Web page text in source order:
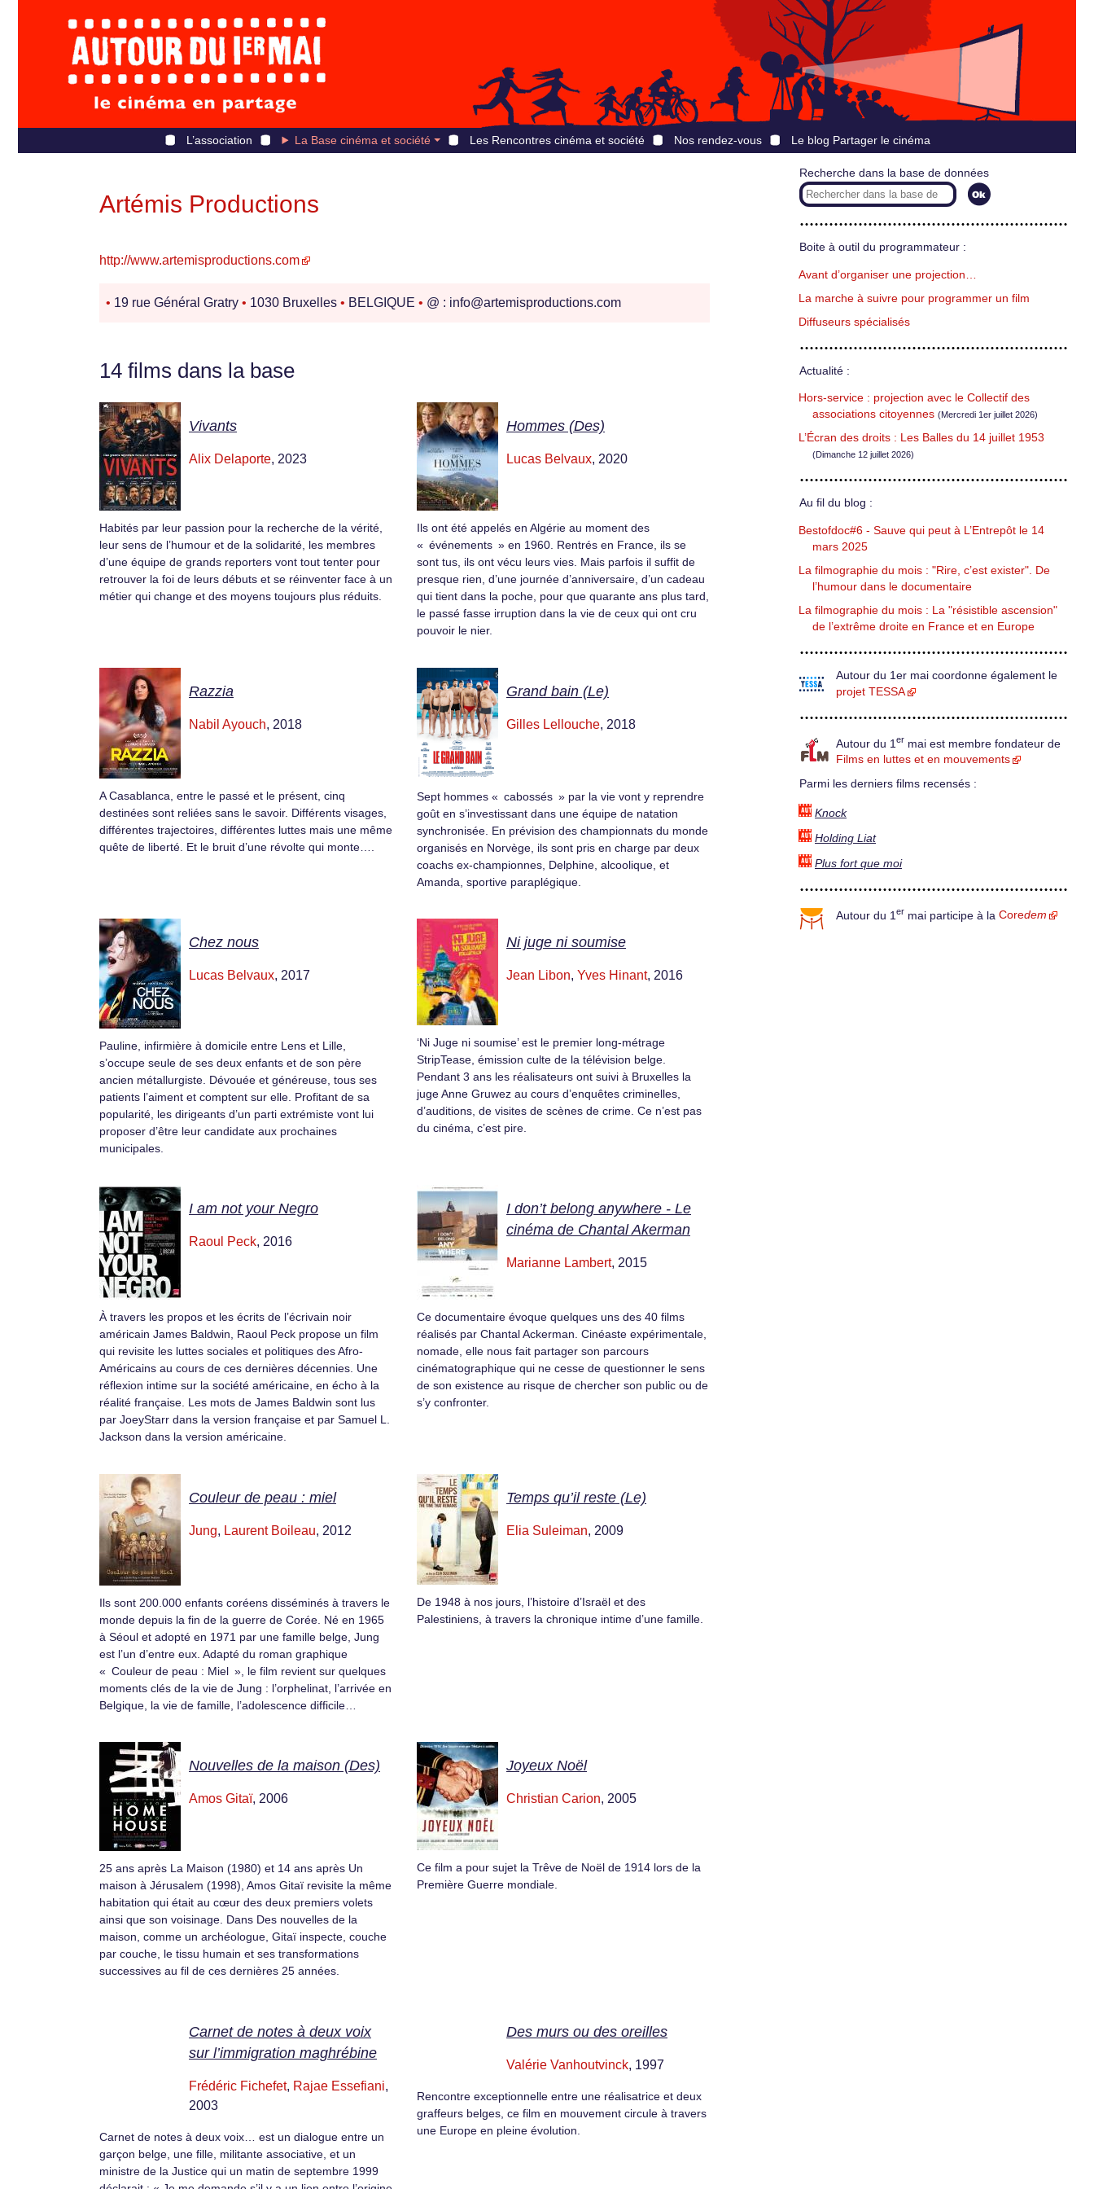
L’association La Base cinéma et société Les Rencontres cinéma et société Nos rendez-vous Le blog Partager le cinéma
Artémis Productions
http://www.artemisproductions.com
• 19 rue Général Gratry • 1030 Bruxelles • BELGIQUE • @ : info@artemisproductions.com
14 films dans la base
Vivants
Alix Delaporte, 2023
Habités par leur passion pour la recherche de la vérité,
leur sens de l’humour et de la solidarité, les membres
d’une équipe de grands reporters vont tout tenter pour
retrouver la foi de leurs débuts et se réinventer face à un
métier qui change et des moyens toujours plus réduits.
Hommes (Des)
Lucas Belvaux, 2020
Ils ont été appelés en Algérie au moment des
« événements » en 1960. Rentrés en France, ils se
sont tus, ils ont vécu leurs vies. Mais parfois il suffit de
presque rien, d’une journée d’anniversaire, d’un cadeau
qui tient dans la poche, pour que quarante ans plus tard,
le passé fasse irruption dans la vie de ceux qui ont cru
pouvoir le nier.
Razzia
Nabil Ayouch, 2018
A Casablanca, entre le passé et le présent, cinq
destinées sont reliées sans le savoir. Différents visages,
différentes trajectoires, différentes luttes mais une même
quête de liberté. Et le bruit d’une révolte qui monte….
Grand bain (Le)
Gilles Lellouche, 2018
Sept hommes « cabossés » par la vie vont y reprendre
goût en s’investissant dans une équipe de natation
synchronisée. En prévision des championnats du monde
organisés en Norvège, ils sont pris en charge par deux
coachs ex-championnes, Delphine, alcoolique, et
Amanda, sportive paraplégique.
Chez nous
Lucas Belvaux, 2017
Pauline, infirmière à domicile entre Lens et Lille,
s’occupe seule de ses deux enfants et de son père
ancien métallurgiste. Dévouée et généreuse, tous ses
patients l’aiment et comptent sur elle. Profitant de sa
popularité, les dirigeants d’un parti extrémiste vont lui
proposer d’être leur candidate aux prochaines
municipales.
Ni juge ni soumise
Jean Libon, Yves Hinant, 2016
‘Ni Juge ni soumise’ est le premier long-métrage
StripTease, émission culte de la télévision belge.
Pendant 3 ans les réalisateurs ont suivi à Bruxelles la
juge Anne Gruwez au cours d’enquêtes criminelles,
d’auditions, de visites de scènes de crime. Ce n’est pas
du cinéma, c’est pire.
I am not your Negro
Raoul Peck, 2016
À travers les propos et les écrits de l’écrivain noir
américain James Baldwin, Raoul Peck propose un film
qui revisite les luttes sociales et politiques des Afro-
Américains au cours de ces dernières décennies. Une
réflexion intime sur la société américaine, en écho à la
réalité française. Les mots de James Baldwin sont lus
par JoeyStarr dans la version française et par Samuel L.
Jackson dans la version américaine.
I don’t belong anywhere - Le
cinéma de Chantal Akerman
Marianne Lambert, 2015
Ce documentaire évoque quelques uns des 40 films
réalisés par Chantal Ackerman. Cinéaste expérimentale,
nomade, elle nous fait partager son parcours
cinématographique qui ne cesse de questionner le sens
de son existence au risque de chercher son public ou de
s’y confronter.
Couleur de peau : miel
Jung, Laurent Boileau, 2012
Ils sont 200.000 enfants coréens disséminés à travers le
monde depuis la fin de la guerre de Corée. Né en 1965
à Séoul et adopté en 1971 par une famille belge, Jung
est l’un d’entre eux. Adapté du roman graphique
« Couleur de peau : Miel », le film revient sur quelques
moments clés de la vie de Jung : l’orphelinat, l’arrivée en
Belgique, la vie de famille, l’adolescence difficile…
Temps qu’il reste (Le)
Elia Suleiman, 2009
De 1948 à nos jours, l’histoire d’Israël et des
Palestiniens, à travers la chronique intime d’une famille.
Nouvelles de la maison (Des)
Amos Gitaï, 2006
25 ans après La Maison (1980) et 14 ans après Un
maison à Jérusalem (1998), Amos Gitaï revisite la même
habitation qui était au cœur des deux premiers volets
ainsi que son voisinage. Dans Des nouvelles de la
maison, comme un archéologue, Gitaï inspecte, couche
par couche, le tissu humain et ses transformations
successives au fil de ces dernières 25 années.
Joyeux Noël
Christian Carion, 2005
Ce film a pour sujet la Trêve de Noël de 1914 lors de la
Première Guerre mondiale.
Carnet de notes à deux voix
sur l’immigration maghrébine
Frédéric Fichefet, Rajae Essefiani,
2003
Carnet de notes à deux voix… est un dialogue entre un
garçon belge, une fille, militante associative, et un
ministre de la Justice qui un matin de septembre 1999
Des murs ou des oreilles
Valérie Vanhoutvinck, 1997
Rencontre exceptionnelle entre une réalisatrice et deux
graffeurs belges, ce film en mouvement circule à travers
une Europe en pleine évolution.
Recherche dans la base de données
Boite à outil du programmateur :
Avant d’organiser une projection…
La marche à suivre pour programmer un film
Diffuseurs spécialisés
Actualité :
Hors-service : projection avec le Collectif des
associations citoyennes (Mercredi 1er juillet 2026)
L’Écran des droits : Les Balles du 14 juillet 1953
(Dimanche 12 juillet 2026)
Au fil du blog :
Bestofdoc#6 - Sauve qui peut à L’Entrepôt le 14
mars 2025
La filmographie du mois : "Rire, c’est exister". De
l’humour dans le documentaire
La filmographie du mois : La "résistible ascension"
de l’extrême droite en France et en Europe
Autour du 1er mai coordonne également le
projet TESSA
Autour du 1 er mai est membre fondateur de
Films en luttes et en mouvements
Parmi les derniers films recensés :
Knock
Holding Liat
Plus fort que moi
Autour du 1 er mai participe à la Coredem